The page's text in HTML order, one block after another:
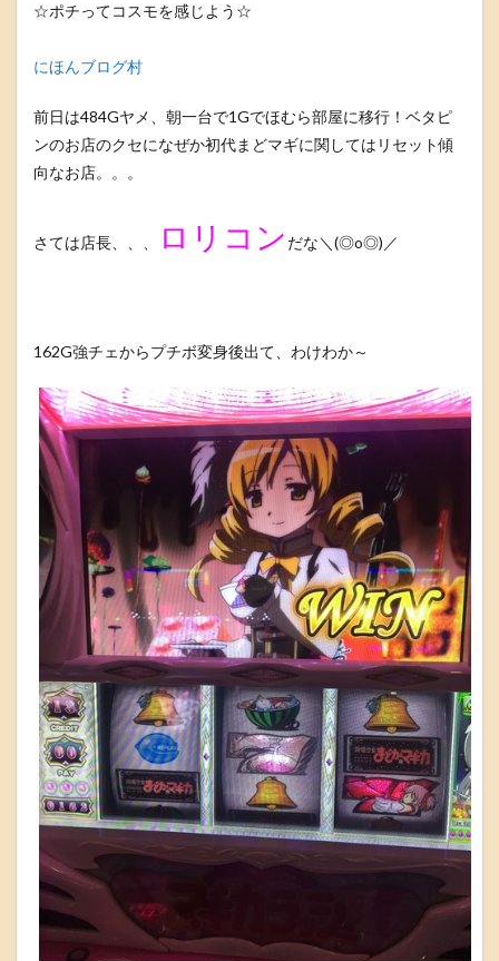
☆ポチってコスモを感じよう☆
にほんブログ村
前日は484Gヤメ、朝一台で1Gでほむら部屋に移行！ベタピ
ンのお店のクセになぜか初代まどマギに関してはリセット傾
向なお店。。。
さては店長、、、 ロリコン だな＼(◎o◎)／
162G強チェからプチボ変身後出て、わけわか～